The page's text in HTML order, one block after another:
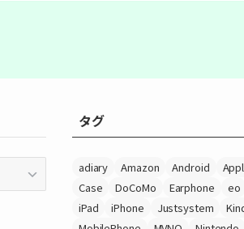
タグ
adiary Amazon Android
Case
DoCoMo Earphone eo
iPad
iPhone Justsystem